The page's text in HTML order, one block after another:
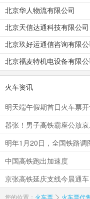
北京华人物流有限公司
北京天信达通科技有限公司
北京玖好运通信咨询有限公
北京福麦特机电设备有限公
火车资讯
明天端午假期首日火车票开
嚣张！男子高铁霸座公放
明年1月20日，全国铁路调
中国高铁跑出加速度
京张高铁延庆支线今晨通
您的位置： 火车票 火车票代